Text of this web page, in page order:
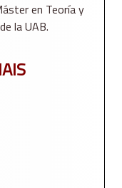
en Teoría y
la UAB.